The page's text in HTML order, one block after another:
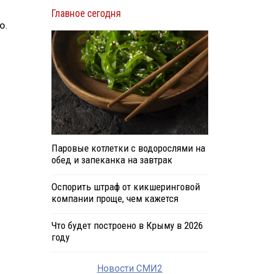
Главное сегодня
Паровые котлетки с водорослями на
обед и запеканка на завтрак
Оспорить штраф от кикшеринговой
компании проще, чем кажется
Что будет построено в Крыму в 2026
году
Новости СМИ2